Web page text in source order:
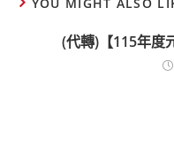
(代轉)【115年度